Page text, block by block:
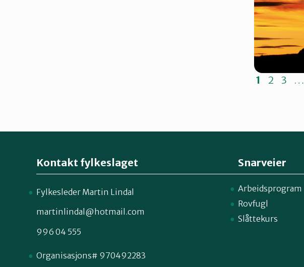
1 2 3 …
Kontakt fylkeslaget
Fylkesleder Martin Lindal
martinlindal@hotmail.com
996 04 555
Organisasjons# 970492283
Snarveier
Arbeidsprogram
Rovfugl
Slåttekurs